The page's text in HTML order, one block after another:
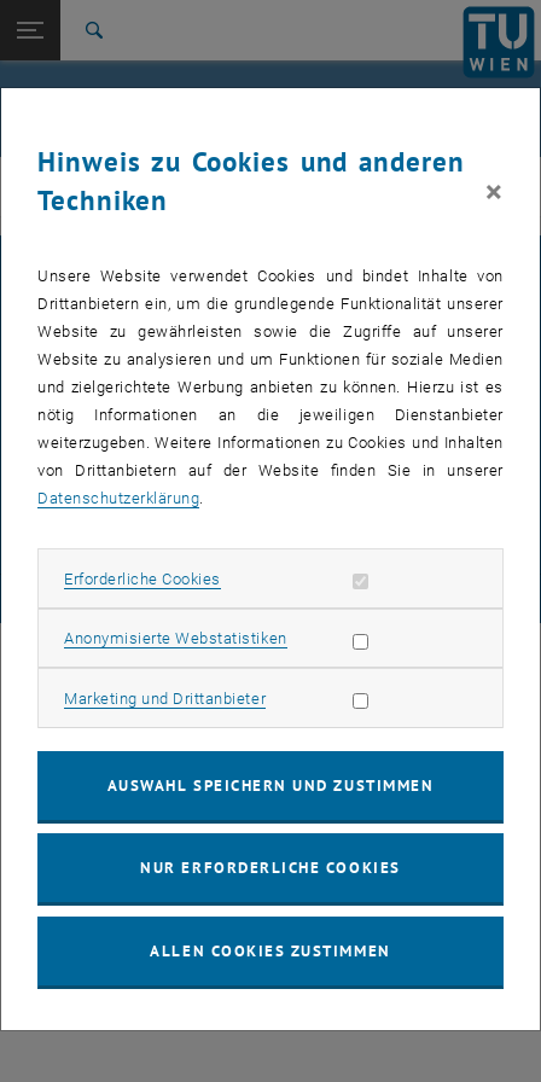
TU Login
Zur 1. Menü Ebene
E210-01-Forschungsbereich Integrale Planung und
Zurück: Subseiten von Vortragende auflisten
Vortragende
Iva Kovacic
ibau
IMPRESSUM
BARRIEREFREIHEITSERKLÄRUNG
DATENSCHUTZERKLÄRUNG (PDF)
Hinweis zu Cookies und anderen
Techniken
×
Unsere Website verwendet Cookies und bindet Inhalte von
Drittanbietern ein, um die grundlegende Funktionalität unserer
Website zu gewährleisten sowie die Zugriffe auf unserer
Website zu analysieren und um Funktionen für soziale Medien
und zielgerichtete Werbung anbieten zu können. Hierzu ist es
nötig Informationen an die jeweiligen Dienstanbieter
weiterzugeben. Weitere Informationen zu Cookies und Inhalten
von Drittanbietern auf der Website finden Sie in unserer
Datenschutzerklärung.
Erforderliche Cookies Erforderliche Cookies zulassen
Anonymisierte WebstatistikenStatistik Cookies zulassen
Marketing und DrittanbieterMarketing Cookies zulassen
AUSWAHL SPEICHERN UND ZUSTIMMEN
NUR ERFORDERLICHE COOKIES
ALLEN COOKIES ZUSTIMMEN